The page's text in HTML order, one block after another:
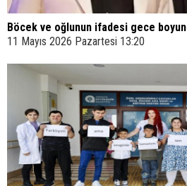
Böcek ve oğlunun ifadesi gece
11 Mayıs 2026 Pazartesi 13:20